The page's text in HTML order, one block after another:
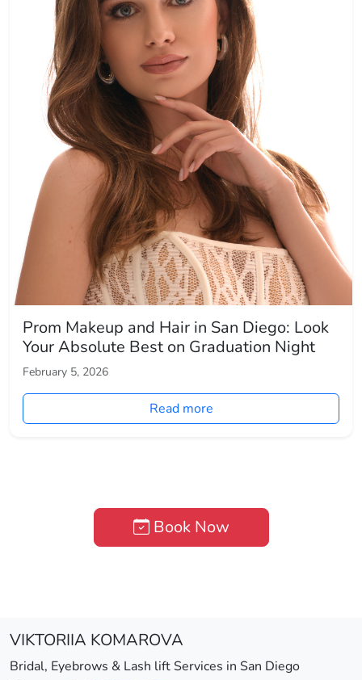
Prom Makeup and Hair in San Diego: Look
Your Absolute Best on Graduation Night
February 5, 2026
Read more
Book Now
VIKTORIIA KOMAROVA
Bridal, Eyebrows & Lash lift Services in San Diego